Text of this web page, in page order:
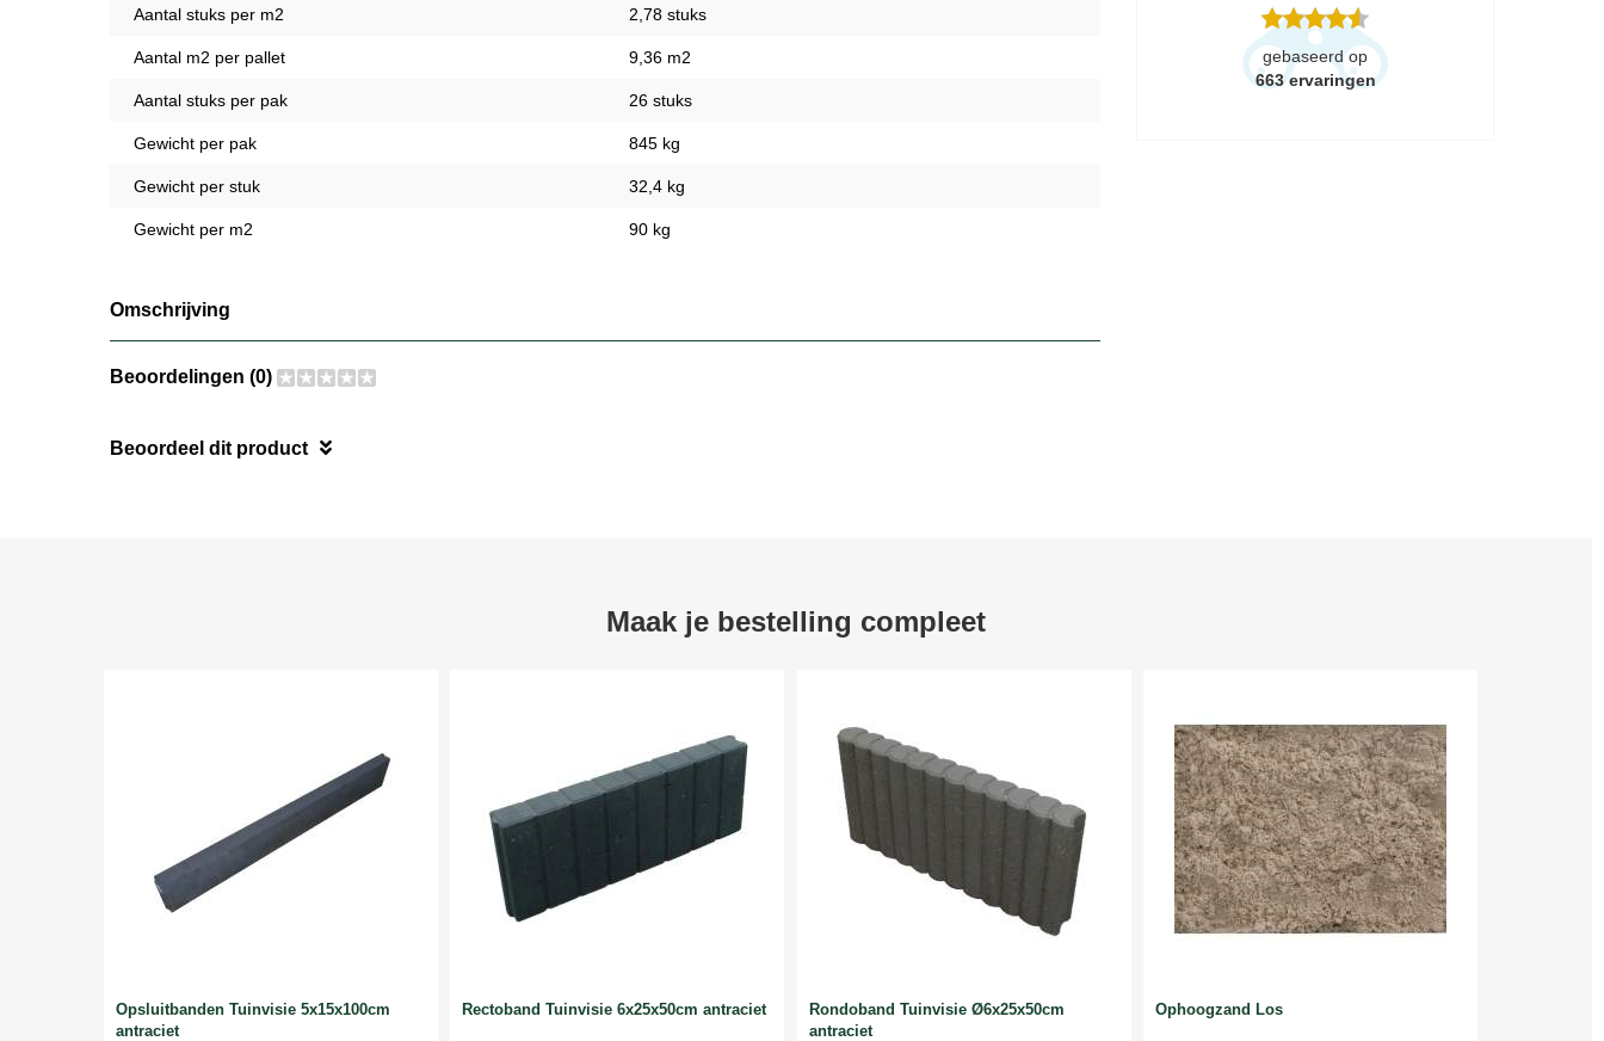
Aantal stuks per m2 2,78 stuks
Aantal m2 per pallet 9,36 m2
Aantal stuks per pak 26 stuks
Gewicht per pak 845 kg
Gewicht per stuk 32,4 kg
Gewicht per m2 90 kg
Omschrijving
Beoordelingen (0)
Beoordeel dit product
gebaseerd op
663 ervaringen
Maak je bestelling compleet
Opsluitbanden Tuinvisie 5x15x100cm
antraciet
Rectoband Tuinvisie 6x25x50cm antraciet
Rondoband Tuinvisie Ø6x25x50cm
antraciet
Ophoogzand Los